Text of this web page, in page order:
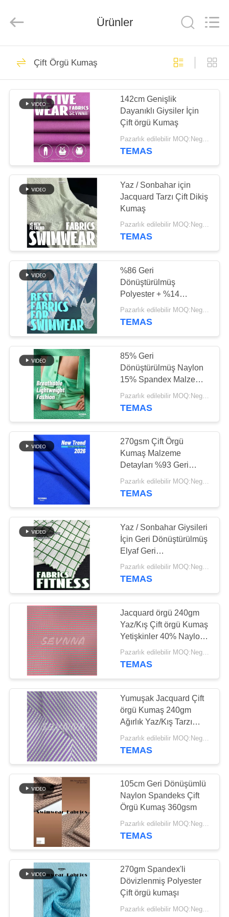
ÜRÜN:%
GÖSTERISI
HAKKIMIZDA
FABRIKA
TURU
KALITE
KONTROL
BIZIMLE
ILETIŞIME
GEÇIN
HABERLER
VAKALAR
SITE
HARITASI
PRIVACY
POLICY
TEXTILE.
Geri dönüşümlü
mayo kumaş
313
Geri dönüşümlü
naylon kumaş
150
Geri dönüşümlü
polyester kumaş
Geri dönüşümlü
likra kumaş
72
Kumaşı al
Çevre Dostu Mayo
Kumaş
105
Activewear Örme
Kumaş
Yoga Giyim Kumaş
164
Ürünler
Çift Örgü Kumaş
142cm Genişlik
Dayanıklı Giysiler İçin
Çift örgü Kumaş
Pazarlık edilebilir MOQ:Negotiable
TEMAS
Yaz / Sonbahar için
Jacquard Tarzı Çift Dikiş
Kumaş
Pazarlık edilebilir MOQ:Negotiable
TEMAS
%86 Geri
Dönüştürülmüş
Polyester + %14
Spandeks Çift Örme
Kumaş RT-4224
Pazarlık edilebilir MOQ:Negotiable
TEMAS
85% Geri
Dönüştürülmüş Naylon
15% Spandex Malzeme
Ayrıntılar Çift örgü
Kumaş 165cm Genişlik
TEMAS
270gsm Çift Örgü
Kumaş Malzeme
Detayları %93 Geri
Dönüştürülmüş Naylon
%7 Spandeks
Pazarlık edilebilir MOQ:Negotiable
TEMAS
Yaz / Sonbahar Giysileri
İçin Geri Dönüştürülmüş
Elyaf Geri
Dönüştürülmüş Poliester
Çift örgü Kumaş
Pazarlık edilebilir MOQ:Negotiable
TEMAS
Jacquard örgü 240gm
Yaz/Kış Çift örgü Kumaş
Yetişkinler 40% Naylon
55%Poly 5%EL
Pazarlık edilebilir MOQ:Negotiable
TEMAS
Yumuşak Jacquard Çift
örgü Kumaş 240gm
Ağırlık Yaz/Kış Tarzı
yoğunluk rulosu Poly
Bag'a Paketlenmiş
TEMAS
105cm Geri Dönüşümlü
Naylon Spandeks Çift
Örgü Kumaş 360gsm
Pazarlık edilebilir MOQ:Negotiable
TEMAS
270gm Spandex'li
Dövizlenmiş Polyester
Çift örgü kumaşı
Pazarlık edilebilir MOQ:Negotiable